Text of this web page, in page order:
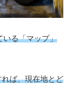
いる「マップ」
ば、現在地とど